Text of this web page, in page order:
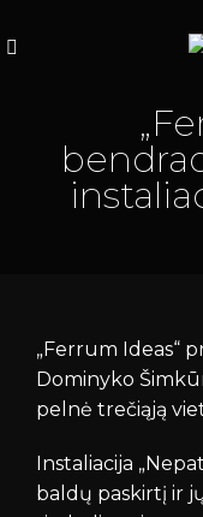
„Ferrum Ideas“
Dominyko
pelnė trečiąją
Instaliacija
baldų paskirtį ir